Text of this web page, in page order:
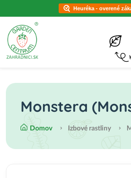
Heuréka - overené
Monstera
Domov Izbové rastliny